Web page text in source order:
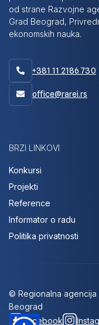
od strane Razvojne
Grad Beograd,
ekonomskih nauka.
 +381 11 2186 730
 office@rarei.rs
BRZI LINKOVI
Konkursi
Projekti
Reference
Informator o radu
Politika privatnosti
© Regionalna
Beograd
Facebook